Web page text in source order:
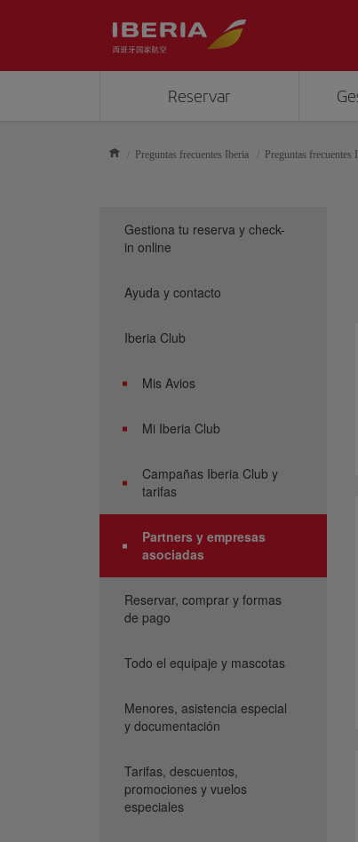
Reservar
Preguntas frecuentes Iberia Preguntas frecuentes
Gestiona tu reserva y check-
in online
Ayuda y contacto
Iberia Club
Mis Avios
Mi Iberia Club
Campañas Iberia Club y
tarifas
Partners y empresas
asociadas
Reservar, comprar y formas
de pago
Todo el equipaje y mascotas
Menores, asistencia especial
y documentación
Tarifas, descuentos,
promociones y vuelos
especiales